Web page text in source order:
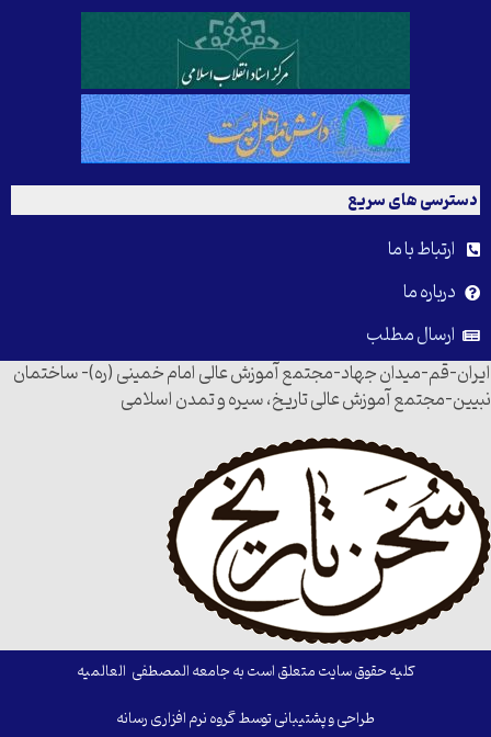
دسترسی های سریع
ارتباط با ما
درباره ما
ارسال مطلب
ایران-قم-میدان جهاد-مجتمع آموزش عالی امام خمینی (ره)- ساختمان
نبیین-مجتمع آموزش عالی تاریخ، سیره و تمدن اسلامی
کلیه حقوق سایت متعلق است به جامعه المصطفی العالمیه
طراحی و پشتیبانی توسط گروه نرم افزاری رسانه